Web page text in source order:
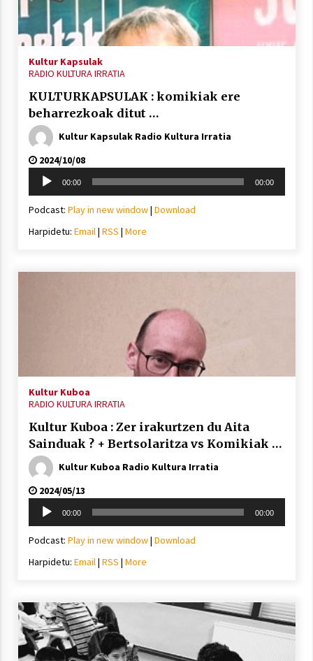
inguruko tailerraren audioa
2021/11/25
Mahai-ingurua: irratia, podcastak
eta ondoren zer?
Arrosa sareko IX. topaketak!
2021/10/13
IX. topaketak
2021/10/04
Segura irratian Arrosaren 20 urteez
Kultur Kapsulak
RADIO KULTURA IRRATIA
KULTURKAPSULAK : komikiak ere
beharrezkoak ditut …
Kultur Kapsulak Radio Kultura Irratia
2024/10/08
Soinu
erreproduzigailua
00:00 00:00
Podcast: Play in new window| Download
Harpidetu: Email| RSS | More
Kultur Kuboa
RADIO KULTURA IRRATIA
Kultur Kuboa : Zer irakurtzen du Aita
Sainduak ? + Bertsolaritza vs Komikiak …
Kultur Kuboa Radio Kultura Irratia
2024/05/13
Soinu
erreproduzigailua
00:00 00:00
Podcast: Play in new window| Download
Harpidetu: Email| RSS | More